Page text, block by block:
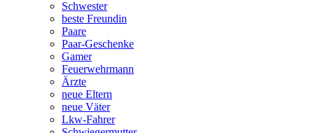
Schwester
beste Freundin
Paare
Paar-Geschenke
Gamer
Feuerwehrmann
Ärzte
neue Eltern
neue Väter
Lkw-Fahrer